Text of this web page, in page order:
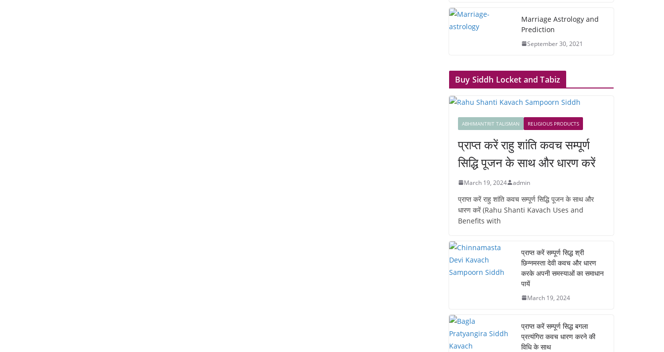
Marriage Astrology and
Prediction
September 30, 2021
Buy Siddh Locket and Tabiz
ABHIMANTRIT TALISMAN RELIGIOUS PRODUCTS
प्राप्त करें राहु शांति कवच सम्पूर्ण
सिद्धि पूजन के साथ और धारण करें
March 19, 2024 admin
प्राप्त करें राहु शांति कवच सम्पूर्ण सिद्धि पूजन के साथ और
धारण करें (Rahu Shanti Kavach Uses and
Benefits with
प्राप्त करें सम्पूर्ण सिद्ध श्री
छिन्नमस्ता देवी कवच और धारण
करके अपनी समस्याओं का समाधान
पायें
March 19, 2024
प्राप्त करें सम्पूर्ण सिद्ध बगला
प्रत्यंगिरा कवच धारण करने की
विधि के साथ